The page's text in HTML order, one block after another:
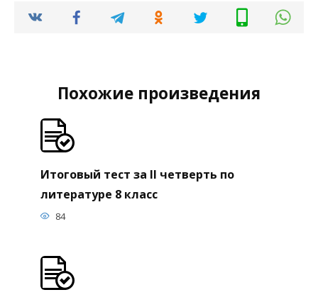
Похожие произведения
Итоговый тест за II четверть по
литературе 8 класс
84